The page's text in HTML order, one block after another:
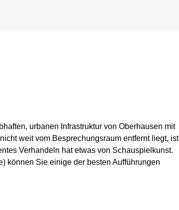
urbanen Infrastruktur von Oberhausen mit
weit vom Besprechungsraum entfernt liegt, ist
Verhandeln hat etwas von Schauspielkunst.
können Sie einige der besten Aufführungen